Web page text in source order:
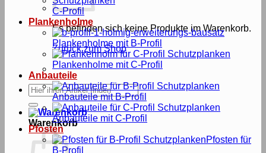
Es befinden sich keine Produkte im Warenkorb.
Zurück zum Shop
Suche
nach:
Warenkorb
C-Profil
Plankenholme
Plankenholme mit B-Profil
Plankenholme mit C-Profil
Anbauteile
Anbauteile mit B-Profil
Anbauteile mit C-Profil
Pfosten
Pfosten für
B-Profil